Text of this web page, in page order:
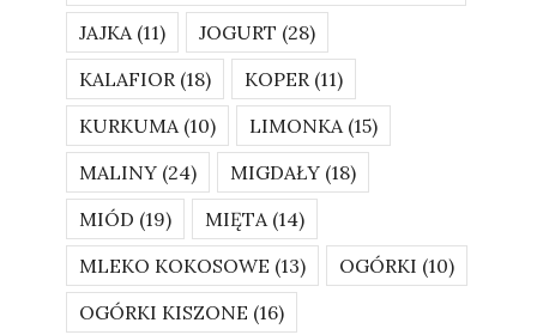
JAJKA(11) JOGURT (28)
KALAFIOR (18) KOPER (11)
KURKUMA(10) LIMONKA(15)
MALINY (24) MIGDAŁY (18)
MIÓD (19) MIĘTA(14)
MLEKO KOKOSOWE (13) OGÓRKI (10)
OGÓRKI KISZONE (16)